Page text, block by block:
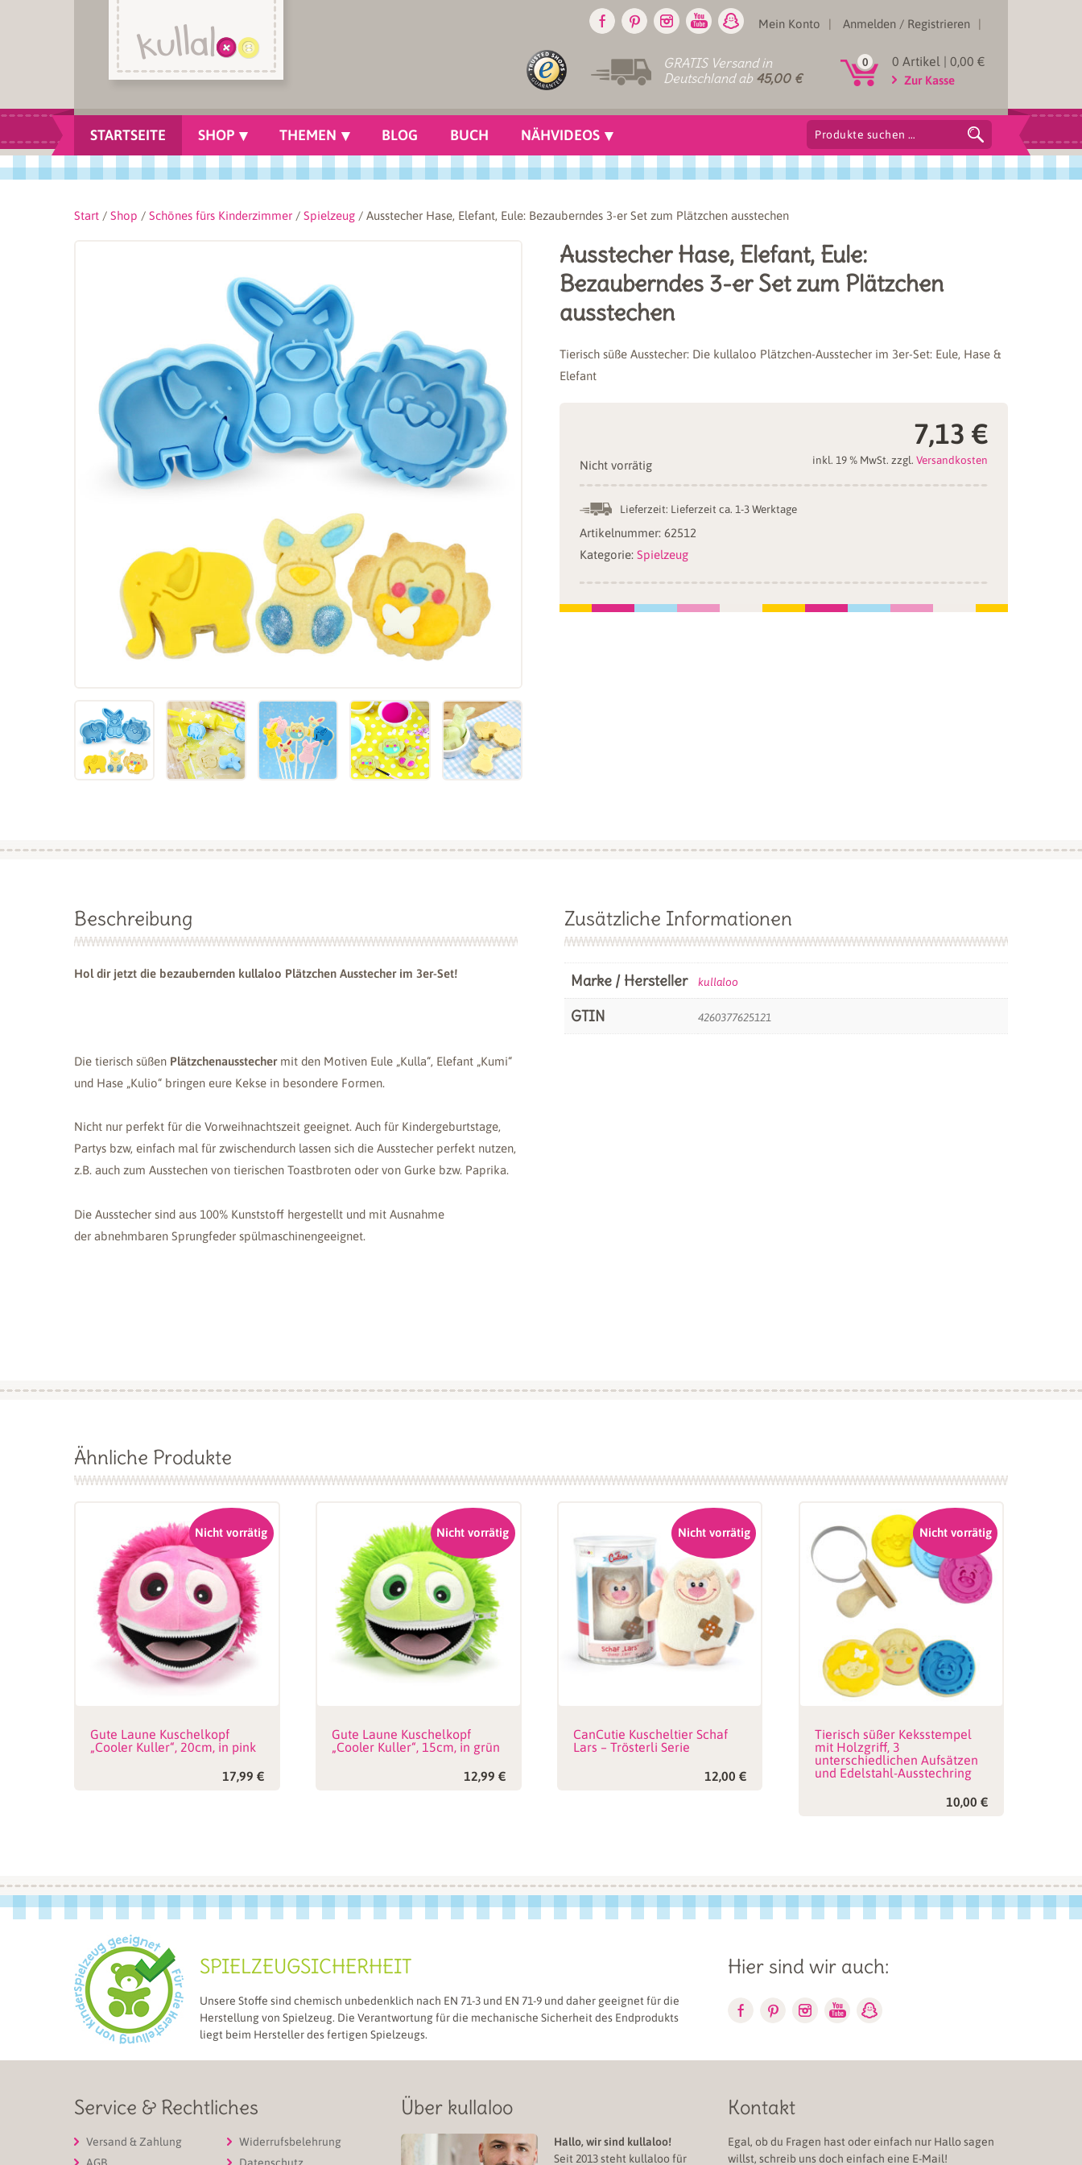
Mein Konto Anmelden / Registrieren
0 0 Artikel | 0,00 €
Zur Kasse
GRATIS Versand in
Deutschland ab 45,00 €
Suchen
nach:
STARTSEITE SHOP THEMEN BLOG BUCH NÄHVIDEOS
Start / Shop / Schönes fürs Kinderzimmer / Spielzeug / Ausstecher Hase, Elefant, Eule: Bezauberndes 3-er Set zum Plätzchen ausstechen
Ausstecher Hase, Elefant, Eule:
Bezauberndes 3-er Set zum Plätzchen
ausstechen
Tierisch süße Ausstecher: Die kullaloo Plätzchen-Ausstecher im 3er-Set: Eule, Hase &
Elefant
7,13 €
inkl. 19 % MwSt. zzgl. Versandkosten
Nicht vorrätig
Lieferzeit: Lieferzeit ca. 1-3 Werktage
Artikelnummer:62512
Kategorie:Spielzeug
Beschreibung
Hol dir jetzt die bezaubernden kullaloo Plätzchen Ausstecher im 3er-Set!
Die tierisch süßen Plätzchenausstechermit den Motiven Eule „Kulla“, Elefant „Kumi“
und Hase „Kulio“ bringen eure Kekse in besondere Formen.
Nicht nur perfekt für die Vorweihnachtszeit geeignet. Auch für Kindergeburtstage,
Partys bzw, einfach mal für zwischendurch lassen sich die Ausstecher perfekt nutzen,
z.B. auch zum Ausstechen von tierischen Toastbroten oder von Gurke bzw. Paprika.
Die Ausstecher sind aus 100% Kunststoff hergestellt und mit Ausnahme
der abnehmbaren Sprungfeder spülmaschinengeeignet.
Zusätzliche Informationen
Marke / Hersteller kullaloo
GTIN 4260377625121
Ähnliche Produkte
Nicht vorrätig
Gute Laune Kuschelkopf
„Cooler Kuller“, 20cm, in pink
17,99 €
Nicht vorrätig
Gute Laune Kuschelkopf
„Cooler Kuller“, 15cm, in grün
12,99 €
Nicht vorrätig
CanCutie Kuscheltier Schaf
Lars – Trösterli Serie
12,00€
Nicht vorrätig
Tierisch süßer Keksstempel
mit Holzgriff, 3
unterschiedlichen Aufsätzen
und Edelstahl-Ausstechring
10,00€
SPIELZEUGSICHERHEIT
Unsere Stoffe sind chemisch unbedenklich nach EN 71-3 und EN 71-9 und daher geeignet für die
Herstellung von Spielzeug. Die Verantwortung für die mechanische Sicherheit des Endprodukts
liegt beim Hersteller des fertigen Spielzeugs.
Hier sind wir auch:
Service & Rechtliches
Versand & Zahlung
Widerrufsbelehrung
Über kullaloo
Hallo, wir sind kullaloo!
Seit 2013 steht kullaloo für
Kontakt
Egal, ob du Fragen hast oder einfach nur Hallo sagen
willst, schreib uns doch einfach eine E-Mail!